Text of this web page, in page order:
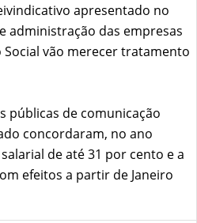
apresentado no
administração das empresas
Social vão merecer tratamento
públicas de comunicação
concordaram, no ano
de até 31 por cento e a
efeitos a partir de Janeiro